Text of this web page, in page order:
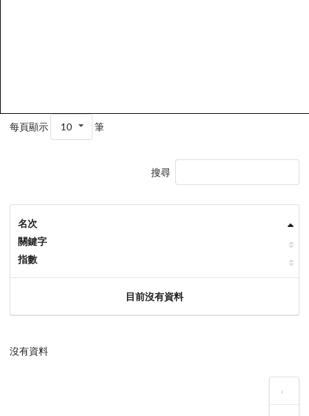
每頁顯示 10 筆
搜尋
名次
關鍵字
指數
目前沒有資料
沒有資料
‹